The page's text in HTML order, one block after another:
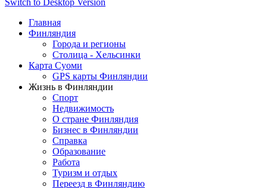
Switch to Desktop Version
Главная
Финляндия
Города и регионы
Столица - Хельсинки
Карта Суоми
GPS карты Финляндии
Жизнь в Финляндии
Спорт
Недвижимость
О стране Финляндия
Бизнес в Финляндии
Справка
Образование
Работа
Туризм и отдых
Переезд в Финляндию